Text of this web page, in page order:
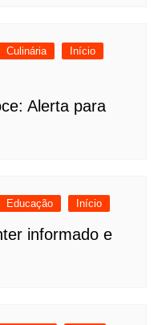
Culinária
Início
Alerta para
Educação Início
informado e